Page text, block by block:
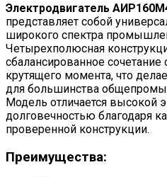
Электродвигатель
представляет собой
широкого спектра
Четырехполюсная
сбалансированное
крутящего момента, что
для большинства
Модель отличается высокой
долговечностью благодаря
проверенной конструкции.
Преимущества: